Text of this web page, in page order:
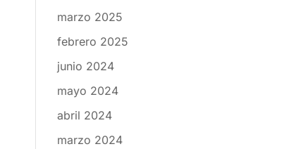
marzo 2025
febrero 2025
junio 2024
mayo 2024
abril 2024
marzo 2024